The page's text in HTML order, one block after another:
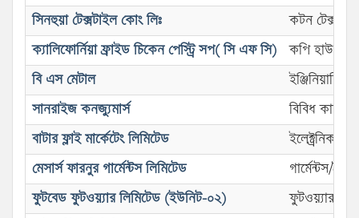
সিনহুয়া টেক্সটাইল কোং লিঃ
কটন
ক্যালিফোর্নিয়া ফ্রাইড চিকেন পেস্ট্রি সপ( সি এফ সি)
কপি হাউস/
বি এস মেটাল
ইঞ্জিনিয়ারিং
সানরাইজ কনজ্যুমার্স
বিবিধ কারখানা
বাটার ফ্লাই মার্কেটেং লিমিটেড
ইলেক্ট্রনিকস/
মেসার্স ফারনুর গার্মেন্টস লিমিটেড
গার্মেন্টস/
ফুটবেড ফুটওয়্যার লিমিটেড (ইউনিট-০২)
ফুটওয়্যার